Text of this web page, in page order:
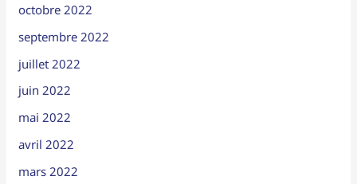
octobre 2022
septembre 2022
juillet 2022
juin 2022
mai 2022
avril 2022
mars 2022